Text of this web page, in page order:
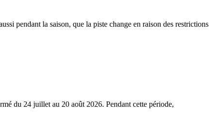
pendant la saison, que la piste change en raison des restrictions
du 24 juillet au 20 août 2026. Pendant cette période,